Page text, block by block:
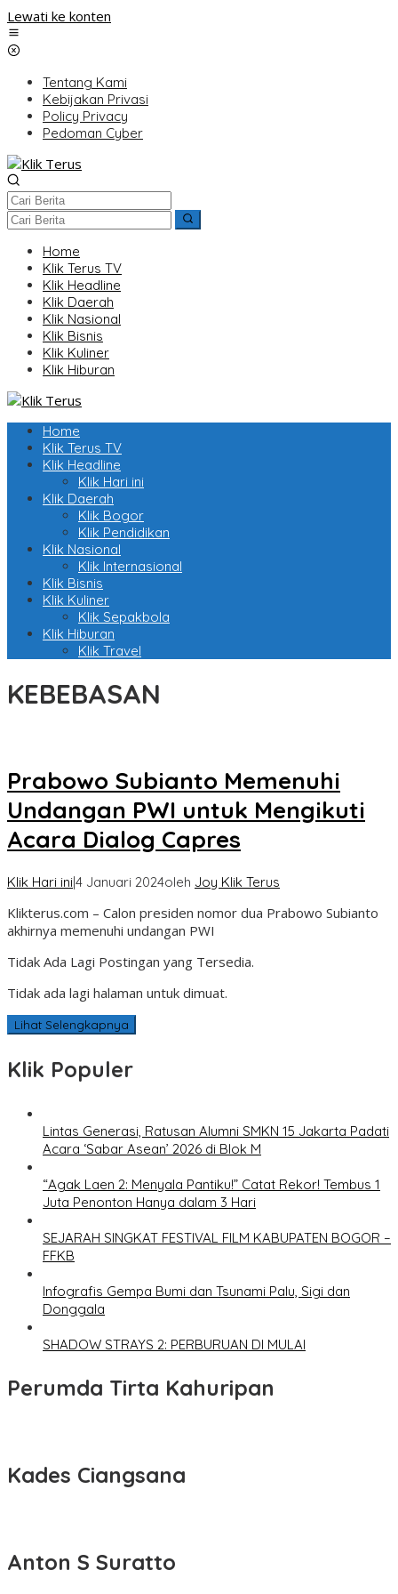
Lewati ke konten
Tentang Kami
Kebijakan Privasi
Policy Privacy
Pedoman Cyber
Home
Klik Terus TV
Klik Headline
Klik Daerah
Klik Nasional
Klik Bisnis
Klik Kuliner
Klik Hiburan
Home
Klik Terus TV
Klik Headline
Klik Hari ini
Klik Daerah
Klik Bogor
Klik Pendidikan
Klik Nasional
Klik Internasional
Klik Bisnis
Klik Kuliner
Klik Sepakbola
Klik Hiburan
Klik Travel
KEBEBASAN
Prabowo Subianto Memenuhi
Undangan PWI untuk Mengikuti
Acara Dialog Capres
Klik Hari ini|4 Januari 2024oleh Joy Klik Terus
Klikterus.com – Calon presiden nomor dua Prabowo Subianto
akhirnya memenuhi undangan PWI
Tidak Ada Lagi Postingan yang Tersedia.
Tidak ada lagi halaman untuk dimuat.
Lihat Selengkapnya
Klik Populer
Lintas Generasi, Ratusan Alumni SMKN 15 Jakarta Padati
Acara ‘Sabar Asean’ 2026 di Blok M
“Agak Laen 2: Menyala Pantiku!” Catat Rekor! Tembus 1
Juta Penonton Hanya dalam 3 Hari
SEJARAH SINGKAT FESTIVAL FILM KABUPATEN BOGOR –
FFKB
Infografis Gempa Bumi dan Tsunami Palu, Sigi dan
Donggala
SHADOW STRAYS 2: PERBURUAN DI MULAI
Perumda Tirta Kahuripan
Kades Ciangsana
Anton S Suratto